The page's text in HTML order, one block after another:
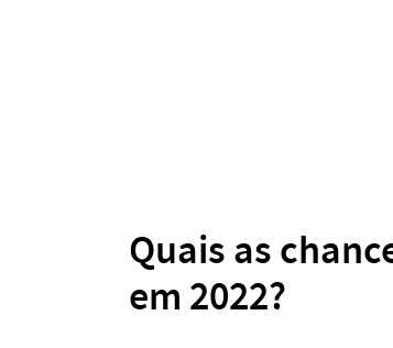
Quais as
em 2022?